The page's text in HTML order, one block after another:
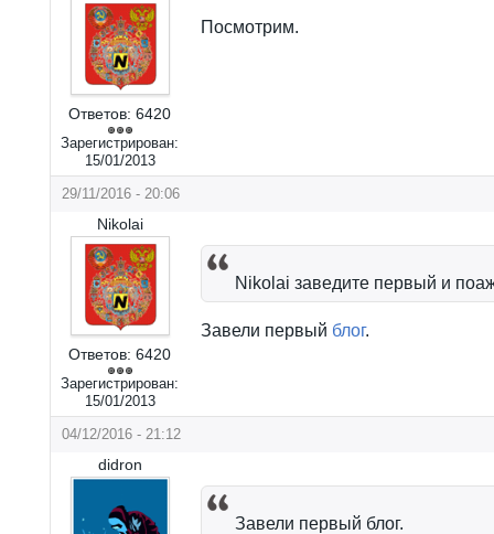
Ответов: 6420
Зарегистрирован:
15/01/2013
Посмотрим.
29/11/2016 - 20:06
Nikolai
Ответов: 6420
Зарегистрирован:
15/01/2013
Nikolai заведите первый и
Завели первый блог.
04/12/2016 - 21:12
didron
Завели первый блог.